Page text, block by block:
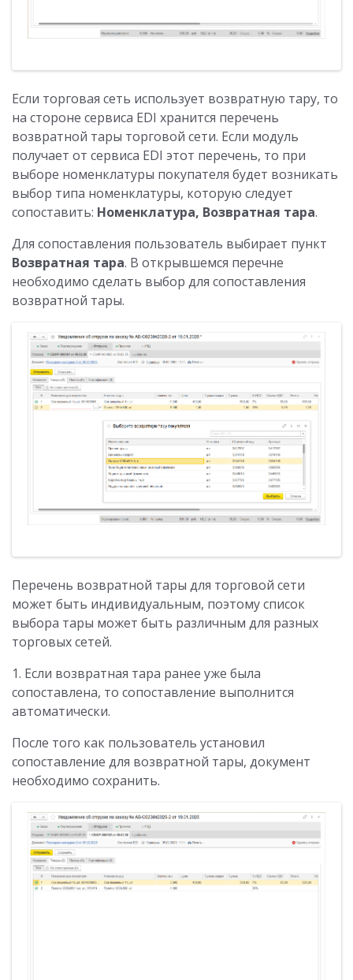
Если торговая сеть использует возвратную тару, то
на стороне сервиса EDI хранится перечень
возвратной тары торговой сети. Если модуль
получает от сервиса EDI этот перечень, то при
выборе номенклатуры покупателя будет возникать
выбор типа номенклатуры, которую следует
сопоставить: Номенклатура, Возвратная тара.
Для сопоставления пользователь выбирает пункт
Возвратная тара. В открывшемся перечне
необходимо сделать выбор для сопоставления
возвратной тары.
Перечень возвратной тары для торговой сети
может быть индивидуальным, поэтому список
выбора тары может быть различным для разных
торговых сетей.
1. Если возвратная тара ранее уже была
сопоставлена, то сопоставление выполнится
автоматически.
После того как пользователь установил
сопоставление для возвратной тары, документ
необходимо сохранить.